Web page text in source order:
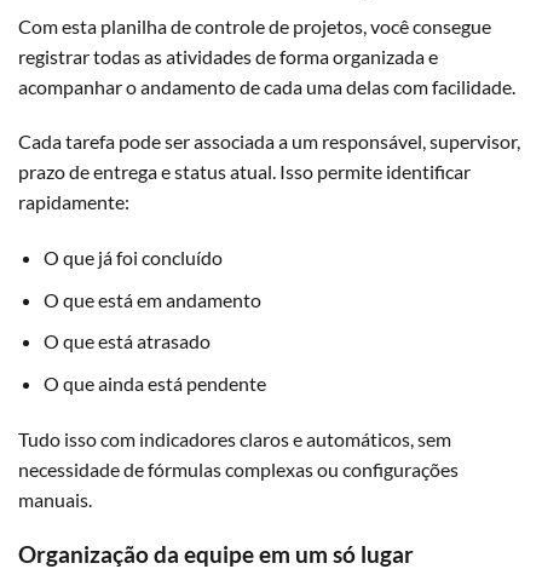
Com esta planilha de controle de projetos, você consegue
registrar todas as atividades de forma organizada e
acompanhar o andamento de cada uma delas com facilidade.
Cada tarefa pode ser associada a um responsável, supervisor,
prazo de entrega e status atual. Isso permite identificar
rapidamente:
O que já foi concluído
O que está em andamento
O que está atrasado
O que ainda está pendente
Tudo isso com indicadores claros e automáticos, sem
necessidade de fórmulas complexas ou configurações
manuais.
Organização da equipe em um só lugar